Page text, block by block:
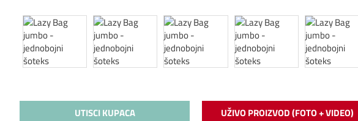
UTISCI KUPACA UŽIVO PROIZVOD (FOTO + VIDEO)